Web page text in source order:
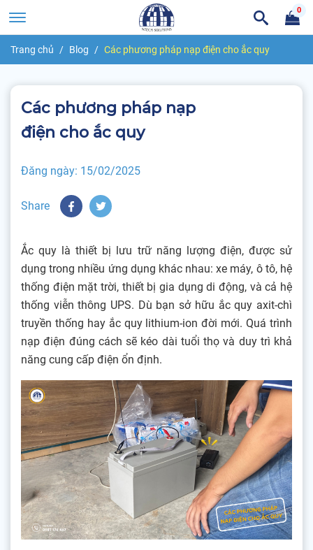
Trang chủ Blog Các phương pháp nạp điện cho ắc quy
Các phương pháp nạp
điện cho ắc quy
Đăng ngày: 15/02/2025
Share
Ắc quy là thiết bị lưu trữ năng lượng điện, được sử
dụng trong nhiều ứng dụng khác nhau: xe máy, ô tô, hệ
thống điện mặt trời, thiết bị gia dụng di động, và cả hệ
thống viễn thông UPS. Dù bạn sở hữu ắc quy axit-chì
truyền thống hay ắc quy lithium-ion đời mới. Quá trình
nạp điện đúng cách sẽ kéo dài tuổi thọ và duy trì khả
năng cung cấp điện ổn định.
0